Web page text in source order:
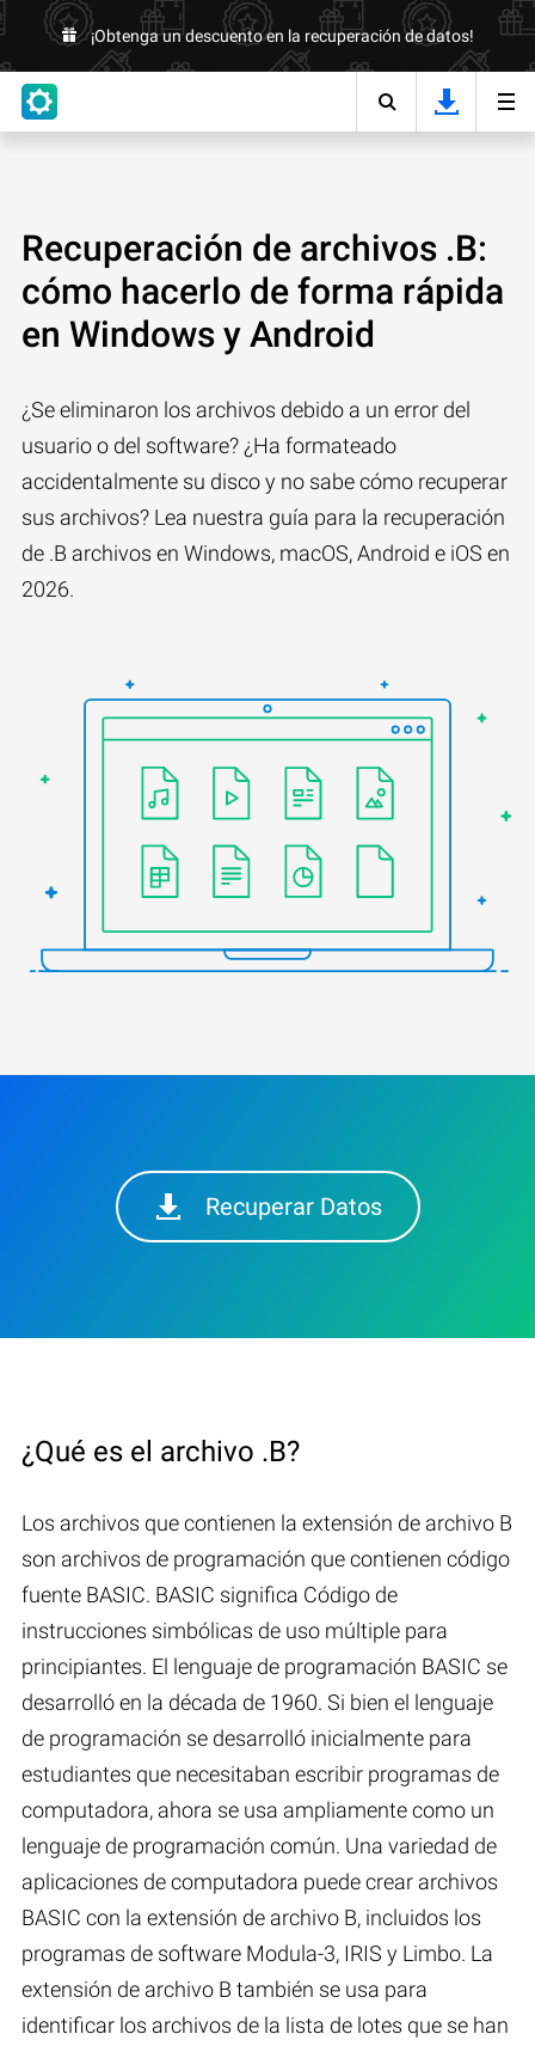
¡Obtenga un descuento en la recuperación de datos!
Recuperación de archivos .B:
cómo hacerlo de forma rápida
en Windows y Android
¿Se eliminaron los archivos debido a un error del
usuario o del software? ¿Ha formateado
accidentalmente su disco y no sabe cómo recuperar
sus archivos? Lea nuestra guía para la recuperación
de .B archivos en Windows, macOS, Android e iOS en
2026.
Recuperar Datos
¿Qué es el archivo .B?
Los archivos que contienen la extensión de archivo B
son archivos de programación que contienen código
fuente BASIC. BASIC significa Código de
instrucciones simbólicas de uso múltiple para
principiantes. El lenguaje de programación BASIC se
desarrolló en la década de 1960. Si bien el lenguaje
de programación se desarrolló inicialmente para
estudiantes que necesitaban escribir programas de
computadora, ahora se usa ampliamente como un
lenguaje de programación común. Una variedad de
aplicaciones de computadora puede crear archivos
BASIC con la extensión de archivo B, incluidos los
programas de software Modula-3, IRIS y Limbo. La
extensión de archivo B también se usa para
identificar los archivos de la lista de lotes que se han